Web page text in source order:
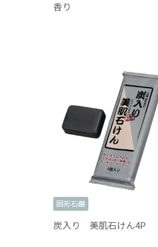
香り
固形石鹸
炭入り 美肌石けん4P